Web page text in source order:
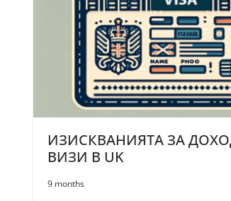
ИЗИСКВАНИЯТА ЗА
ВИЗИ В UK
9 months